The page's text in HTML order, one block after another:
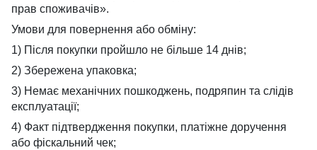
прав споживачів».
Умови для повернення або обміну:
1) Після покупки пройшло не більше 14 днів;
2) Збережена упаковка;
3) Немає механічних пошкоджень, подряпин та слідів
експлуатації;
4) Факт підтвердження покупки, платіжне доручення
або фіскальний чек;